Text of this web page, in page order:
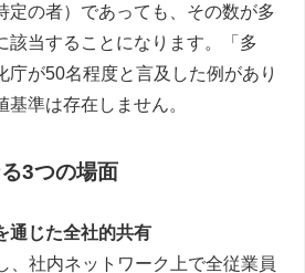
定の者）であっても、その数が多
該当することになります。「多
庁が50名程度と言及した例があり
基準は存在しません。
3つの場面
通じた全社的共有
、社内ネットワーク上で全従業員